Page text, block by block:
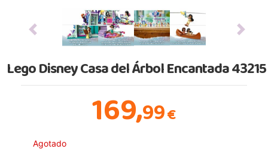
Previous Next
Lego Disney Casa del Árbol Encantada 43215
169,99€
Agotado